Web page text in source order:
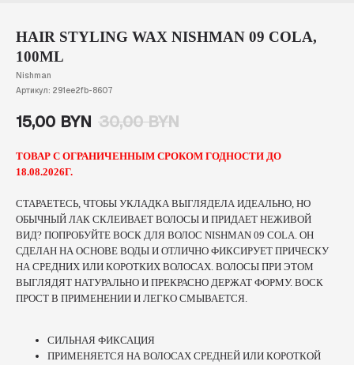
HAIR STYLING WAX NISHMAN 09 COLA,
100ML
Nishman
Артикул: 291ee2fb-8607
15,00 BYN 30,00 BYN
ТОВАР С ОГРАНИЧЕННЫМ СРОКОМ ГОДНОСТИ ДО
18.08.2026Г.
СТАРАЕТЕСЬ, ЧТОБЫ УКЛАДКА ВЫГЛЯДЕЛА ИДЕАЛЬНО, НО
ОБЫЧНЫЙ ЛАК СКЛЕИВАЕТ ВОЛОСЫ И ПРИДАЕТ НЕЖИВОЙ
ВИД? ПОПРОБУЙТЕ ВОСК ДЛЯ ВОЛОС NISHMAN 09 COLA. ОН
СДЕЛАН НА ОСНОВЕ ВОДЫ И ОТЛИЧНО ФИКСИРУЕТ ПРИЧЕСКУ
НА СРЕДНИХ ИЛИ КОРОТКИХ ВОЛОСАХ. ВОЛОСЫ ПРИ ЭТОМ
ВЫГЛЯДЯТ НАТУРАЛЬНО И ПРЕКРАСНО ДЕРЖАТ ФОРМУ. ВОСК
ПРОСТ В ПРИМЕНЕНИИ И ЛЕГКО СМЫВАЕТСЯ.
СИЛЬНАЯ ФИКСАЦИЯ
ПРИМЕНЯЕТСЯ НА ВОЛОСАХ СРЕДНЕЙ ИЛИ КОРОТКОЙ